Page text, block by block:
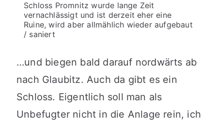
Schloss Promnitz wurde lange Zeit
vernachlässigt und ist derzeit eher eine
Ruine, wird aber allmählich wieder aufgebaut
/ saniert
…und biegen bald darauf nordwärts ab
nach Glaubitz. Auch da gibt es ein
Schloss. Eigentlich soll man als
Unbefugter nicht in die Anlage rein, ich